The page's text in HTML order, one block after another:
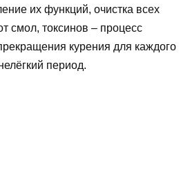
их функций, очистка всех
смол, токсинов – процесс
курения для каждого
период.